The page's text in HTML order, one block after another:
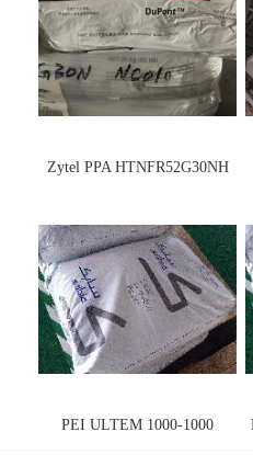
Zytel PPA HTNFR52G30NH
PEI ULTEM 1000-1000